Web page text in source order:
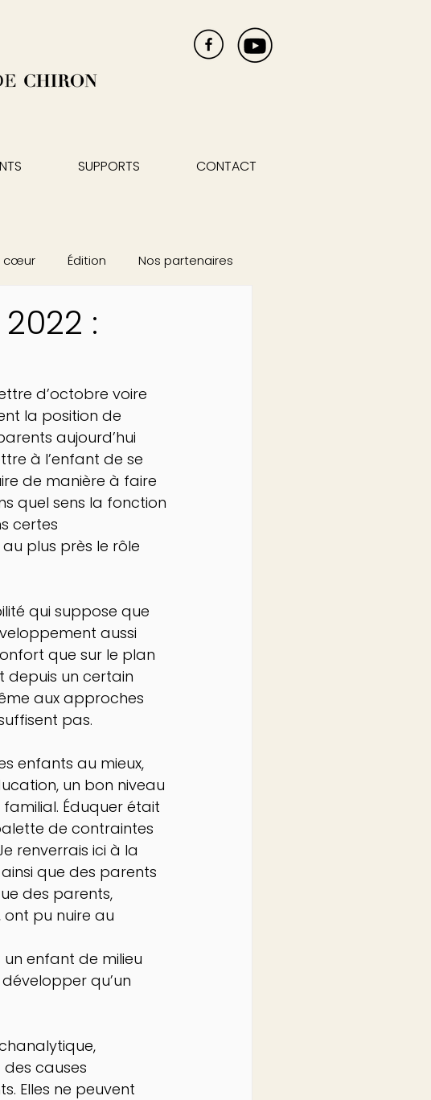
SUPPORTS CONTACT
cœur Édition Nos partenaires
:
d’octobre voire
la position de
aujourd’hui
à l’enfant de se
de manière à faire
quel sens la fonction
certes
plus près le rôle
qui suppose que
aussi
que sur le plan
depuis un certain
aux approches
pas.
enfants au mieux,
un bon niveau
Éduquer était
de contraintes
renverrais ici à la
ainsi que des parents
des parents,
ont pu nuire au
enfant de milieu
qu’un
causes
Elles ne peuvent